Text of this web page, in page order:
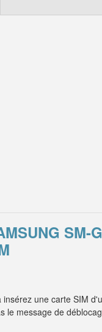
SM-
une carte SIM
message de